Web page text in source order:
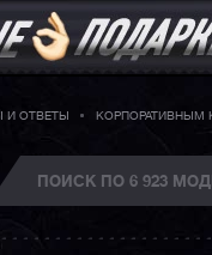
И ОТВЕТЫ КОРПОРАТИВНЫМ